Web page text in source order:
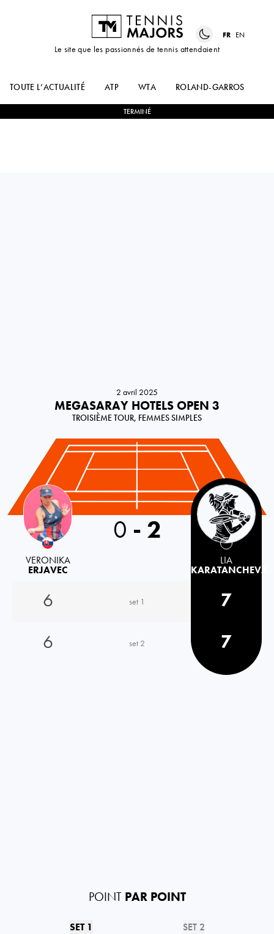
Le site que les passionnés de tennis attendaient
FR EN
TOUTE L’ACTUALITÉ ATP WTA ROLAND-GARROS
TERMINÉ
2 avril 2025
MEGASARAY HOTELS OPEN 3
TROISIÈME TOUR, FEMMES SIMPLES
Slovakia
VERONIKA
ERJAVEC
0 - 2
LIA
KARATANCHEVA
6 set 1
7
6
set 2 7
POINT PAR POINT
SET 1 SET 2